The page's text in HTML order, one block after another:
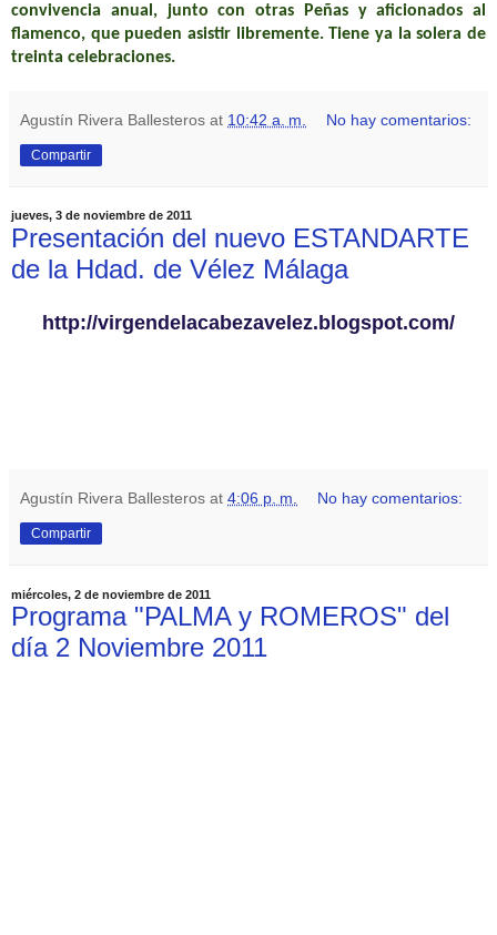
convivencia anual, junto con otras Peñas y aficionados al
flamenco, que pueden asistir libremente. Tiene ya la solera de
treinta celebraciones.
Agustín Rivera Ballesteros at 10:42 a. m. No hay comentarios:
Compartir
jueves, 3 de noviembre de 2011
Presentación del nuevo ESTANDARTE
de la Hdad. de Vélez Málaga
http://virgendelacabezavelez.blogspot.com/
Agustín Rivera Ballesteros at 4:06 p. m. No hay comentarios:
Compartir
miércoles, 2 de noviembre de 2011
Programa "PALMA y ROMEROS" del
día 2 Noviembre 2011